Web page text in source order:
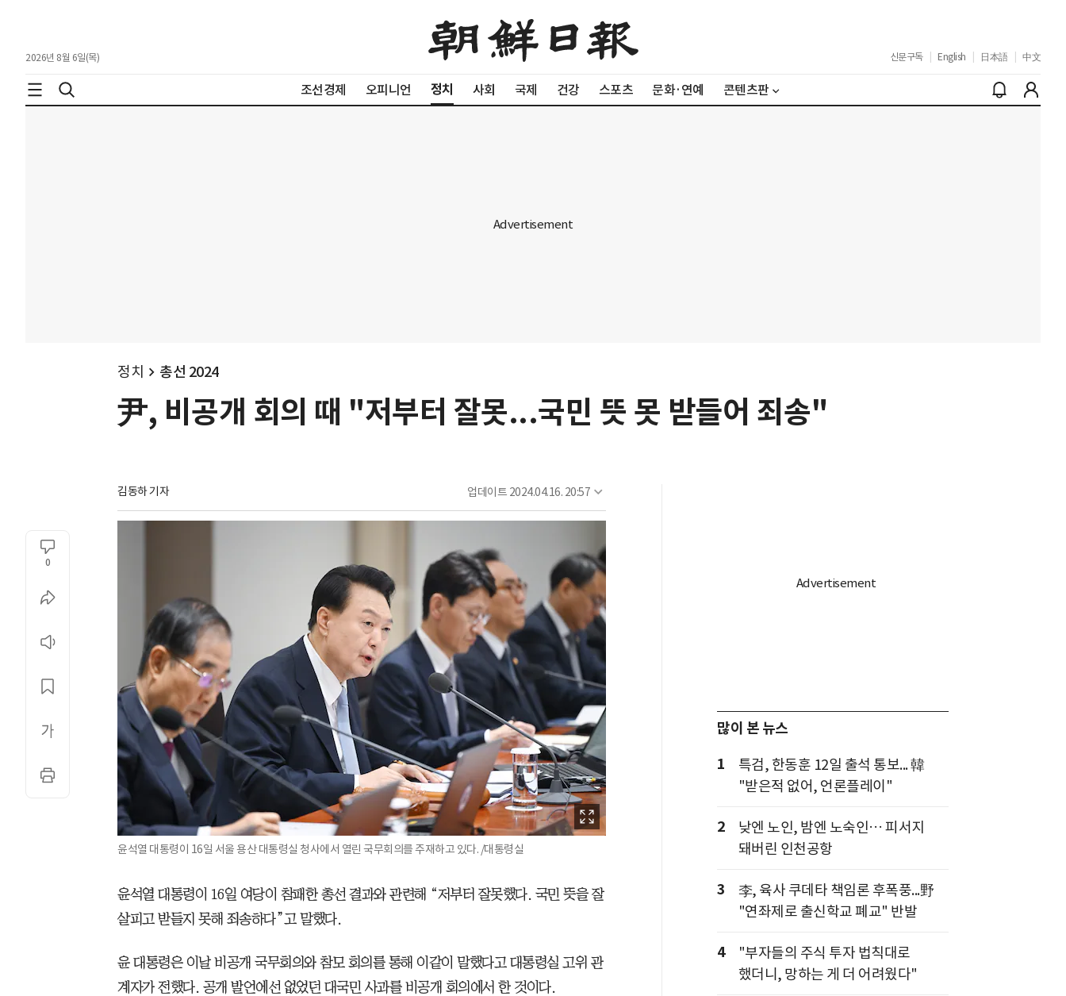
2026년 8월 6일(목) 신문구독 English 日本語 中文
조선경제 오피니언 정치 사회 국제 건강 스포츠 문화·연예 콘텐츠판
정치 총선 2024
尹, 비공개 회의 때 "저부터 잘못...국민 뜻 못 받들어 죄송"
김동하 기자 업데이트 2024.04.16. 20:57
0
윤석열 대통령이 16일 서울 용산 대통령실 청사에서 열린 국무회의를 주재하고 있다. /대통령실
윤석열 대통령이 16일 여당이 참패한 총선 결과와 관련해 “저부터 잘못했다. 국민 뜻을 잘
살피고 받들지 못해 죄송하다”고 말했다.
윤 대통령은 이날 비공개 국무회의와 참모 회의를 통해 이같이 말했다고 대통령실 고위 관
계자가 전했다. 공개 발언에선 없었던 대국민 사과를 비공개 회의에서 한 것이다.
많이 본 뉴스
1
특검, 한동훈 12일 출석 통보... 韓
"받은적 없어, 언론플레이"
2
낮엔 노인, 밤엔 노숙인… 피서지
돼버린 인천공항
3
李, 육사 쿠데타 책임론 후폭풍...野
"연좌제로 출신학교 폐교" 반발
4
"부자들의 주식 투자 법칙대로
했더니, 망하는 게 더 어려웠다"